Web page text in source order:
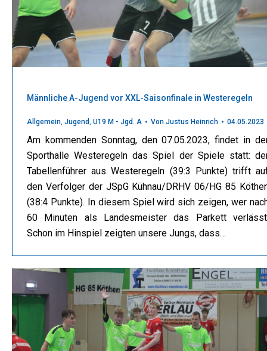
Männliche A-Jugend vor XXL-Saisonfinale in Westeregeln
Allgemein, Jugend, U19 M - Jgd. A Von Justus Heinrich 04.05.2023
Am kommenden Sonntag, den 07.05.2023, findet in
Sporthalle Westeregeln das Spiel der Spiele statt:
Tabellenführer aus Westeregeln (39:3 Punkte) trifft
den Verfolger der JSpG Kühnau/DRHV 06/HG 85
(38:4 Punkte). In diesem Spiel wird sich zeigen, wer
60 Minuten als Landesmeister das Parkett
Schon im Hinspiel zeigten unsere Jungs, dass…